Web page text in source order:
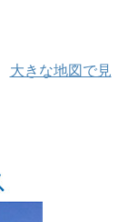
大きな地図で見